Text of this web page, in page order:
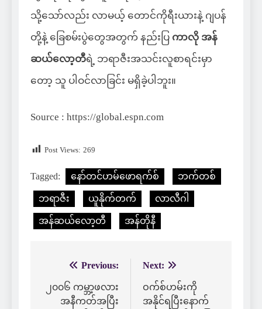
သို့သော်လည်း လာမယ့် တောင်ကိုရီးယားနဲ့ ဂျပန်
တို့နဲ့ ခြေစမ်းပွဲတွေအတွက် နည်းပြ ကာလို အန်
ဆယ်လော့တီရဲ့ ဘရာဇီးအသင်းလူစာရင်းမှာ
တော့ သူ ပါဝင်လာခြင်း မရှိခဲ့ပါဘူး။
Source : https://global.espn.com
Post Views: 269
Tagged: နော်တင်ဟမ်ဖောရက်စ် ဘက်တစ်
ဘရာဇီး ယူနိုက်တက် လာလီဂါ
အန်ဆယ်လော့တီ အန်တိုနီ
navigation
Previous:
၂၀၀၆ ကမ္ဘာ့ဖလား
အနီကတ်အပြီး
Next:
ဝက်စ်ဟမ်းကို
အနိုင်ရပြီးနောက်